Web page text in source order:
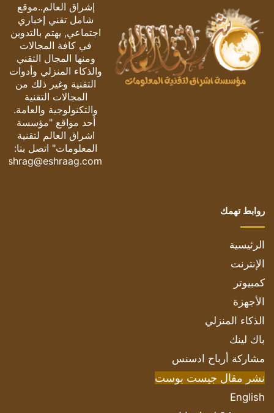
إشراق العالم..موقع
شامل تقني إخباري
اجتماعي, يهتم بالتدوين
في كافة المجالات
ومنها المجال التقني
والذكاء المنزلي وأدوات
التقنية وغير ذلك من
المجالات التقنية
والتكنولوجية والعامة.
أحد مواقع "مؤسسة
اشراق العالم لتقنية
المعلومات" اتصل بنا:
eshrag@eshraag.com
روابط تهمك
الرئيسية
الإنترنت
كمبيوتر
الأجهزة
الذكاء المنزلي
باك لينك
مشاركة أرباح ادسنس
نشر مقال جيست بوست
English